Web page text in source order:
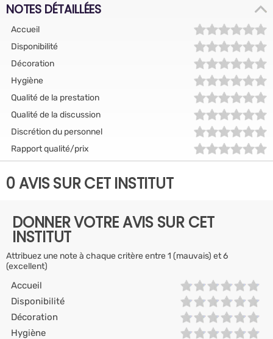
NOTES DÉTAILLÉES
Accueil
Disponibilité
Décoration
Hygiène
Qualité de la prestation
Qualité de la discussion
Discrétion du personnel
Rapport qualité/prix
0 AVIS SUR CET INSTITUT
DONNER VOTRE AVIS SUR CET
INSTITUT
Attribuez une note à chaque critère entre 1 (mauvais) et 6
(excellent)
Accueil
Disponibilité
Décoration
Hygiène